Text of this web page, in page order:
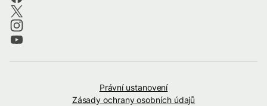
Právní ustanovení
Zásady ochrany osobních údajů